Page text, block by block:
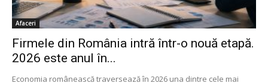
Afaceri
Firmele din România intră într-o nouă etapă.
2026 este anul în...
Economia românească traversează în 2026 una dintre cele mai